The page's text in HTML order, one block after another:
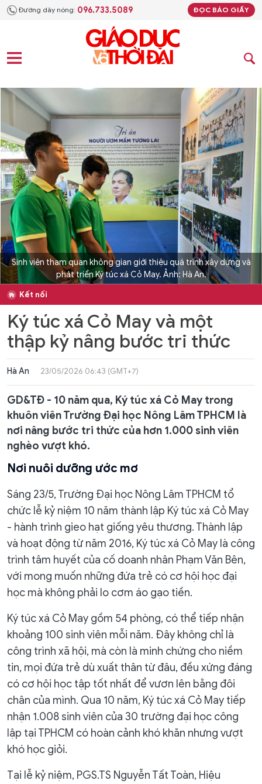
Đường dây nóng: 096.733.5089 ĐỌC BÁO GIẤY
Sinh viên tham quan không gian giới thiệu quá trình xây dựng và
phát triển Ký túc xá Cỏ May. Ảnh: Hà An.
Kết nối
Ký túc xá Cỏ May và một
thập kỷ nâng bước tri thức
Hà An 23/05/2026 06:43 (GMT+7)
GD&TĐ - 10 năm qua, Ký túc xá Cỏ May trong
khuôn viên Trường Đại học Nông Lâm TPHCM là
nơi nâng bước tri thức của hơn 1.000 sinh viên
nghèo vượt khó.
Nơi nuôi dưỡng ước mơ
Sáng 23/5, Trường Đại học Nông Lâm TPHCM tổ
chức lễ kỷ niệm 10 năm thành lập Ký túc xá Cỏ May
- hành trình gieo hạt giống yêu thương. Thành lập
và hoạt động từ năm 2016, Ký túc xá Cỏ May là công
trình tâm huyết của cố doanh nhân Phạm Văn Bên,
với mong muốn những đứa trẻ có cơ hội học đại
học mà không phải lo cơm áo gạo tiền.
Ký túc xá Cỏ May gồm 54 phòng, có thể tiếp nhận
khoảng 100 sinh viên mỗi năm. Đây không chỉ là
công trình xã hội, mà còn là minh chứng cho niềm
tin, mọi đứa trẻ dù xuất thân từ đâu, đều xứng đáng
có cơ hội học tập tốt nhất để vươn lên bằng đôi
chân của mình. Qua 10 năm, Ký túc xá Cỏ May tiếp
nhận 1.008 sinh viên của 30 trường đại học công
lập tại TPHCM có hoàn cảnh khó khăn nhưng vượt
khó học giỏi.
Tại lễ kỷ niệm, PGS.TS Nguyễn Tất Toàn, Hiệu